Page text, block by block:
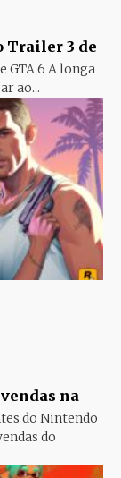
Trailer 3 de
GTA 6 A longa
ao...
na
do Nintendo
do